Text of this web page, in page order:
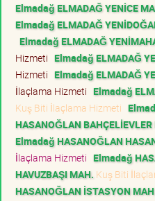
Elmadağ ELMADAĞ YENİCE
Elmadağ ELMADAĞ
Elmadağ ELMADAĞ
Hizmeti Elmadağ ELMADAĞ
Hizmeti Elmadağ ELMADAĞ
İlaçlama Hizmeti Elmadağ
Kuş Biti İlaçlama Hizmeti
HASANOĞLAN BAHÇELİEVLER
Elmadağ HASANOĞLAN
İlaçlama Hizmeti Elmadağ
HAVUZBAŞI MAH. Kuş Biti
HASANOĞLAN İSTASYON